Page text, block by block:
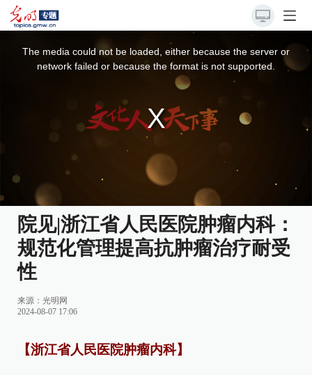
The media could not be loaded, either because the server or
network failed or because the format is not supported.
院见|浙江省人民医院肿瘤内科：
规范化管理提高抗肿瘤治疗耐受
性
来源： 光明网
2024-08-07 17:06
【浙江省人民医院肿瘤内科】